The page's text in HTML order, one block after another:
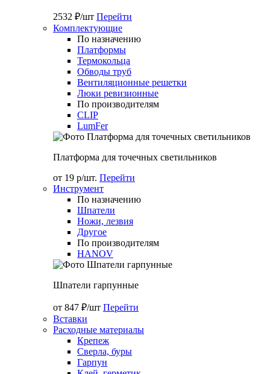
2532 ₽/шт Перейти
Комплектующие
По назначению
Платформы
Термокольца
Обводы труб
Вентиляционные решетки
Люки ревизионные
По производителям
CLIP
LumFer
Платформа для точечных светильников
от 19 р/шт. Перейти
Инструмент
По назначению
Шпатели
Ножи, лезвия
Другое
По производителям
HANOV
Шпатели гарпунные
от 847 ₽/шт Перейти
Вставки
Расходные материалы
Крепеж
Сверла, буры
Гарпун